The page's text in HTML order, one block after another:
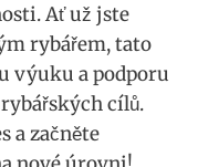
Ať už‍ jste
rybářem, tato
výuku‍ a ‌podporu
cílů.
a začněte